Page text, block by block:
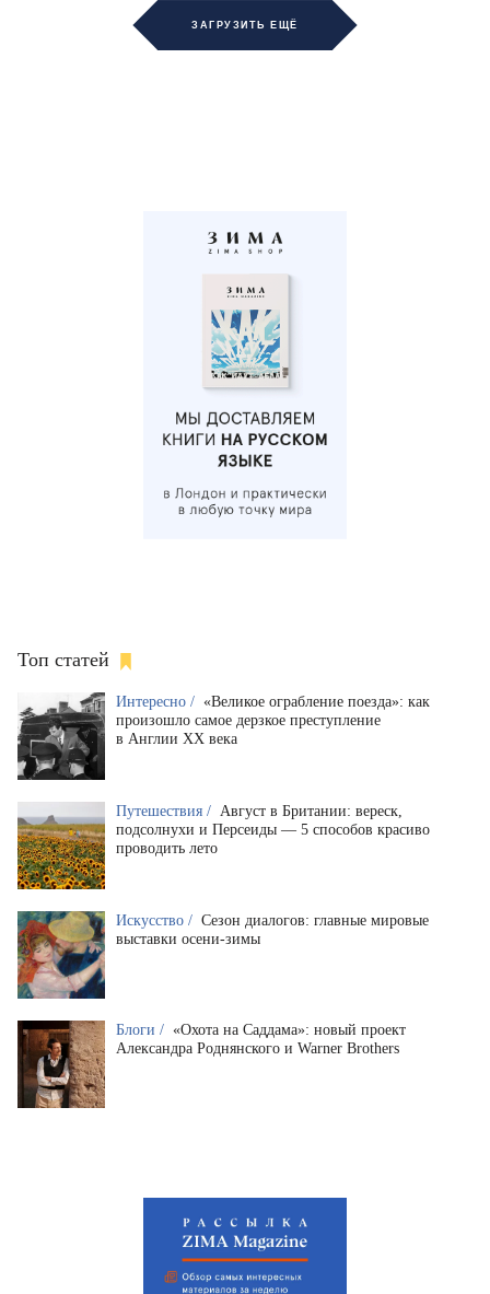
ЗАГРУЗИТЬ ЕЩЁ
Топ статей
Интересно / «Великое ограбление поезда»: как
произошло самое дерзкое преступление
в Англии XX века
Путешествия / Август в Британии: вереск,
подсолнухи и Персеиды — 5 способов красиво
проводить лето
Искусство / Сезон диалогов: главные мировые
выставки осени-зимы
Блоги / «Охота на Саддама»: новый проект
Александра Роднянского и Warner Brothers